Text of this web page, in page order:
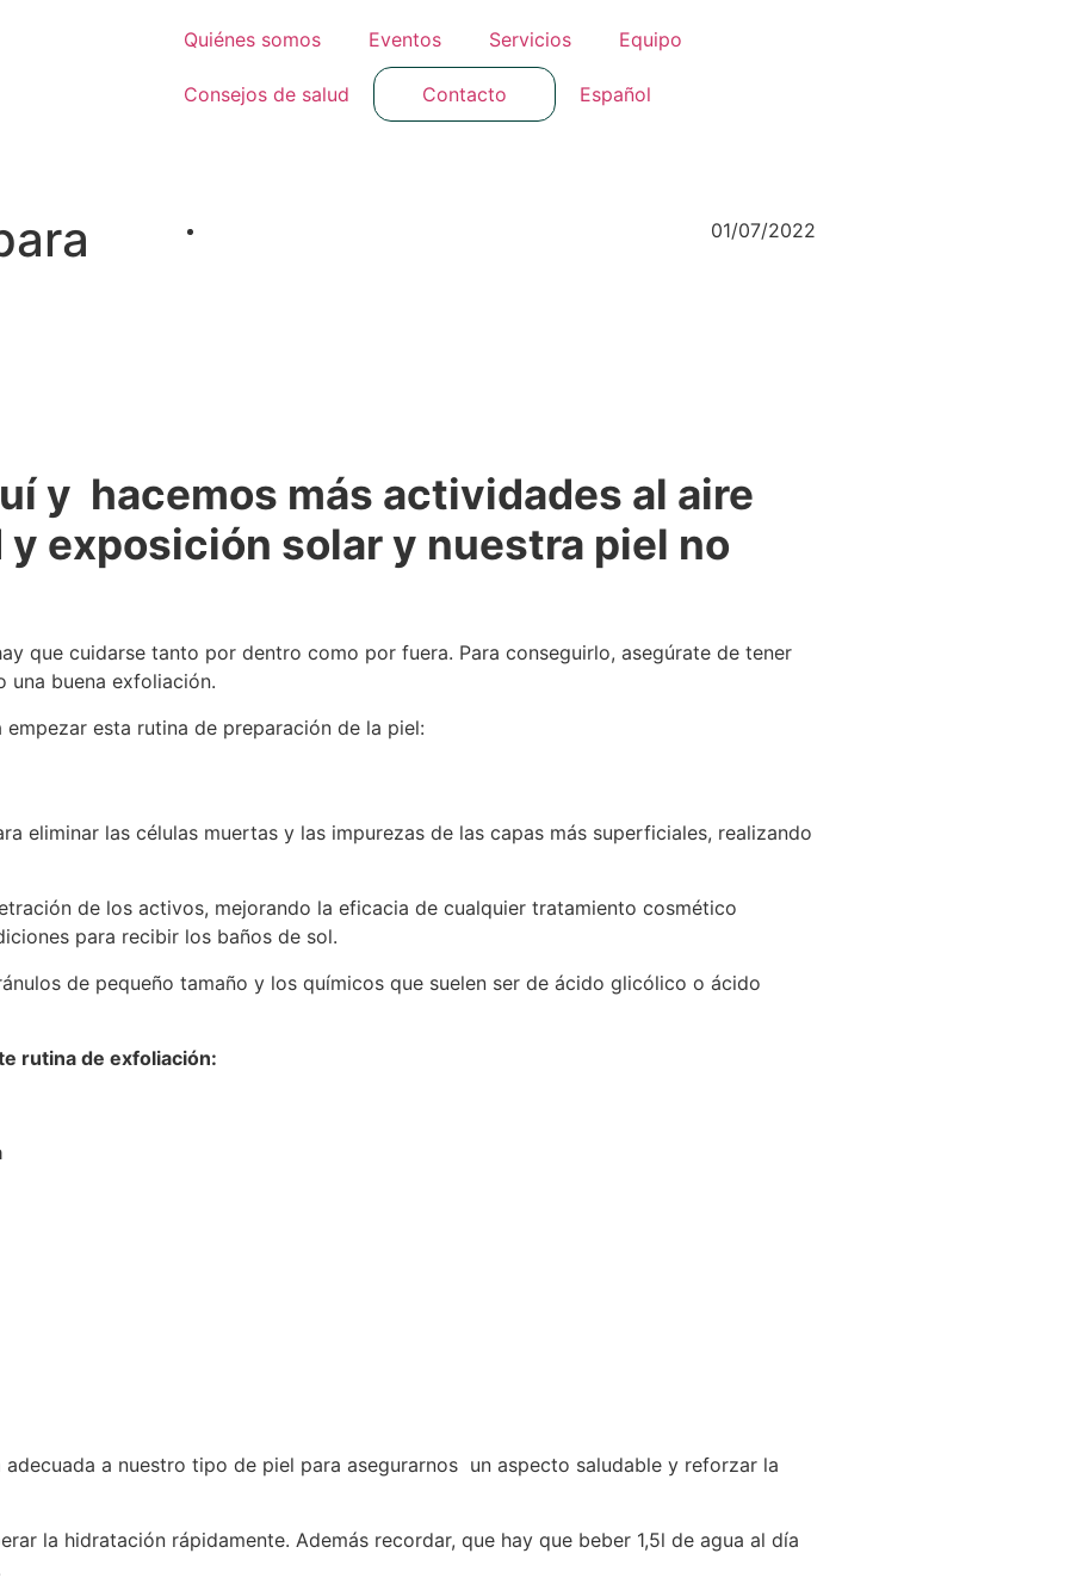
Quiénes somos Eventos Servicios Equipo
Consejos de salud Contacto Español
01/07/2022
y hacemos más actividades al aire
exposición solar y nuestra piel no
que cuidarse tanto por dentro como por fuera. Para conseguirlo, asegúrate de tener
una buena exfoliación.
esta rutina de preparación de la piel:
eliminar las células muertas y las impurezas de las capas más superficiales, realizando
de los activos, mejorando la eficacia de cualquier tratamiento cosmético
para recibir los baños de sol.
de pequeño tamaño y los químicos que suelen ser de ácido glicólico o ácido
rutina de exfoliación:
a nuestro tipo de piel para asegurarnos un aspecto saludable y reforzar la
la hidratación rápidamente. Además recordar, que hay que beber 1,5l de agua al día